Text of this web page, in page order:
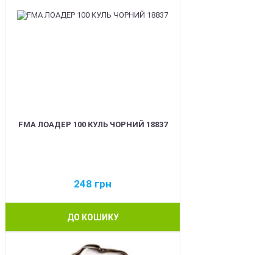
FMA ЛОАДЕР 100 КУЛЬ ЧОРНИЙ 18837
248 грн
ДО КОШИКУ